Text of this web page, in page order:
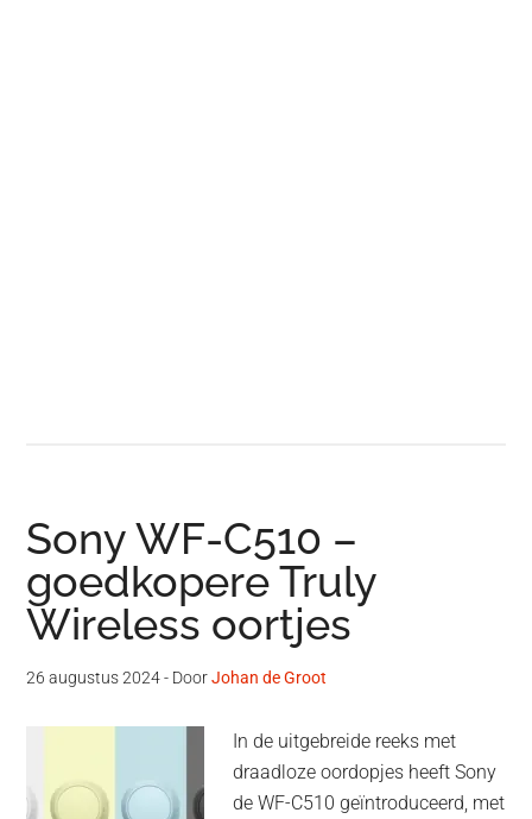
Sony WF-C510 –
goedkopere Truly
Wireless oortjes
26 augustus 2024- DoorJohan de Groot
In de uitgebreide reeks met
draadloze oordopjes heeft Sony
de WF-C510 geïntroduceerd, met